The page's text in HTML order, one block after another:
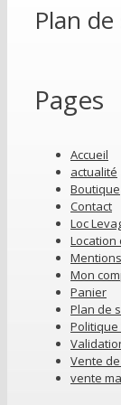
Plan
Pages
Accueil
actualité
Boutique
Contact
Loc
Location
Mon
Panier
Plan de
Vente
vente